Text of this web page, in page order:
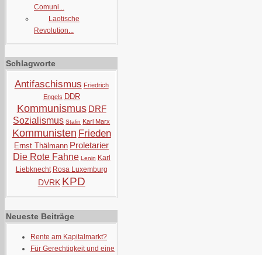
Comuni...
Laotische
Revolution...
Schlagworte
Antifaschismus Friedrich
Engels DDR
Kommunismus DRF
Sozialismus Stalin Karl Marx
Kommunisten Frieden
Ernst Thälmann Proletarier
Die Rote Fahne Lenin Karl
Liebknecht Rosa Luxemburg
DVRK KPD
Neueste Beiträge
Rente am Kapitalmarkt?
Für Gerechtigkeit und eine